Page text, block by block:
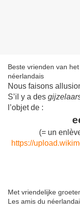
Beste vrienden van
néerlandais
Nous faisons
S’il y a des
l’objet de :
(= un
https://
Met vriendelijke
Les amis du